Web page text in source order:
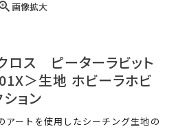
画像拡大
ロス ピーターラビット
01X＞生地 ホビーラホビ
ョン
アートを使用したシーチング生地の